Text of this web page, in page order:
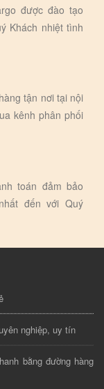
được đào tạo
Khách nhiệt tình
tận nơi tại nội
kênh phân phối
toán đảm bảo
đến với Quý
nghiệp, uy tín
bằng đường hàng